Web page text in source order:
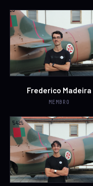
Frederico Madeira
MEMBRO